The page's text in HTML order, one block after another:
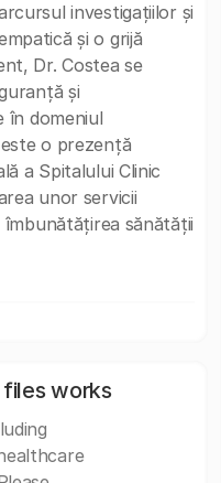
investigațiilor și
și o grijă
Dr. Costea se
și
în domeniul
este o prezență
a Spitalului Clinic
unor servicii
îmbunătățirea sănătății
works